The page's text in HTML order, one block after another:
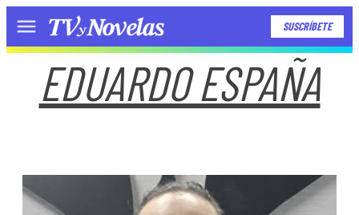
Menú SUSCRÍBETE
EDUARDO ESPAÑA